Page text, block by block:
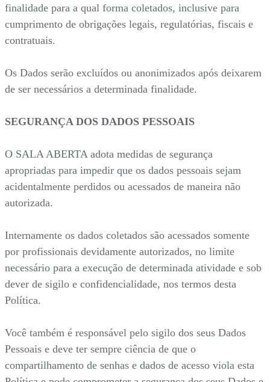
finalidade para a qual forma coletados, inclusive para
cumprimento de obrigações legais, regulatórias, fiscais e
contratuais.
Os Dados serão excluídos ou anonimizados após deixarem
de ser necessários a determinada finalidade.
SEGURANÇA DOS DADOS PESSOAIS
O SALA ABERTA adota medidas de segurança
apropriadas para impedir que os dados pessoais sejam
acidentalmente perdidos ou acessados de maneira não
autorizada.
Internamente os dados coletados são acessados somente
por profissionais devidamente autorizados, no limite
necessário para a execução de determinada atividade e sob
dever de sigilo e confidencialidade, nos termos desta
Política.
Você também é responsável pelo sigilo dos seus Dados
Pessoais e deve ter sempre ciência de que o
compartilhamento de senhas e dados de acesso viola esta